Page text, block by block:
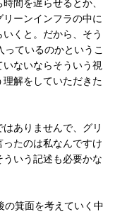
間を遅らせるとか、
ーンインフラの中に
くと。だから、そう
ているのかというこ
ないならそういう視
解をしていただきた
ありませんで、グリ
たのは私なんですけ
いう記述も必要かな
の箕面を考えていく中